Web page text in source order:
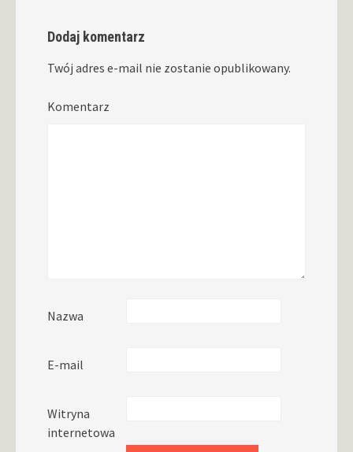
Dodaj komentarz
Twój adres e-mail nie zostanie opublikowany.
Komentarz
Nazwa
E-mail
Witryna
internetowa